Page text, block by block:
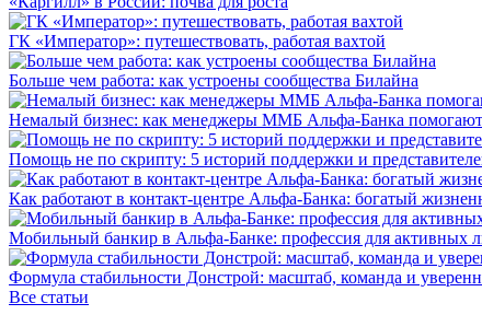
ГК «Император»: путешествовать, работая вахтой
Больше чем работа: как устроены сообщества Билайна
Немалый бизнес: как менеджеры ММБ Альфа-Банка помогают
Помощь не по скрипту: 5 историй поддержки и
Как работают в контакт-центре Альфа-Банка: богатый
Мобильный банкир в Альфа-Банке: профессия для активных
Формула стабильности Донстрой: масштаб, команда и
Все статьи